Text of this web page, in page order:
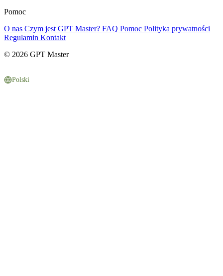
Pomoc
O nas Czym jest GPT Master? FAQ Pomoc Polityka prywatności
Regulamin Kontakt
© 2026 GPT Master
Polski